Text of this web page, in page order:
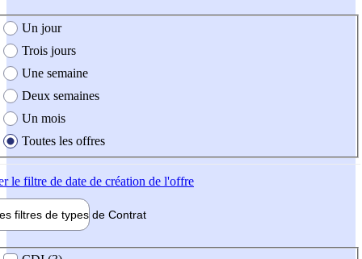
création de l'offre
Un jour
Trois jours
Une semaine
Deux semaines
Un mois
Toutes les offres
le filtre de date de création de l'offre
filtres de types de Contrat